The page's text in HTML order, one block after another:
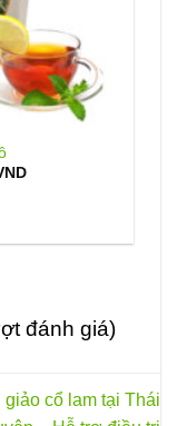
Khoảng
250.000VND
đánh giá)
giảo cổ lam tại Thái